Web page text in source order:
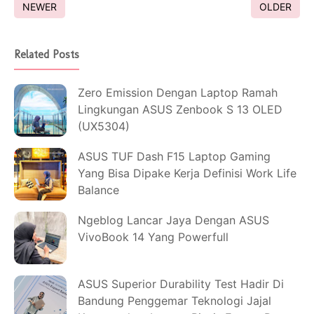
NEWER OLDER
Related Posts
Zero Emission Dengan Laptop Ramah
Lingkungan ASUS Zenbook S 13 OLED
(UX5304)
ASUS TUF Dash F15 Laptop Gaming
Yang Bisa Dipake Kerja Definisi Work Life
Balance
Ngeblog Lancar Jaya Dengan ASUS
VivoBook 14 Yang Powerfull
ASUS Superior Durability Test Hadir Di
Bandung Penggemar Teknologi Jajal